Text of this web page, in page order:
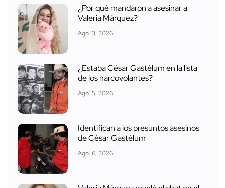
¿Por qué mandaron a asesinar a
Valeria Márquez?
Ago. 3, 2026
¿Estaba César Gastélum en la lista
de los narcovolantes?
Ago. 5, 2026
Identifican a los presuntos asesinos
de César Gastélum
Ago. 6, 2026